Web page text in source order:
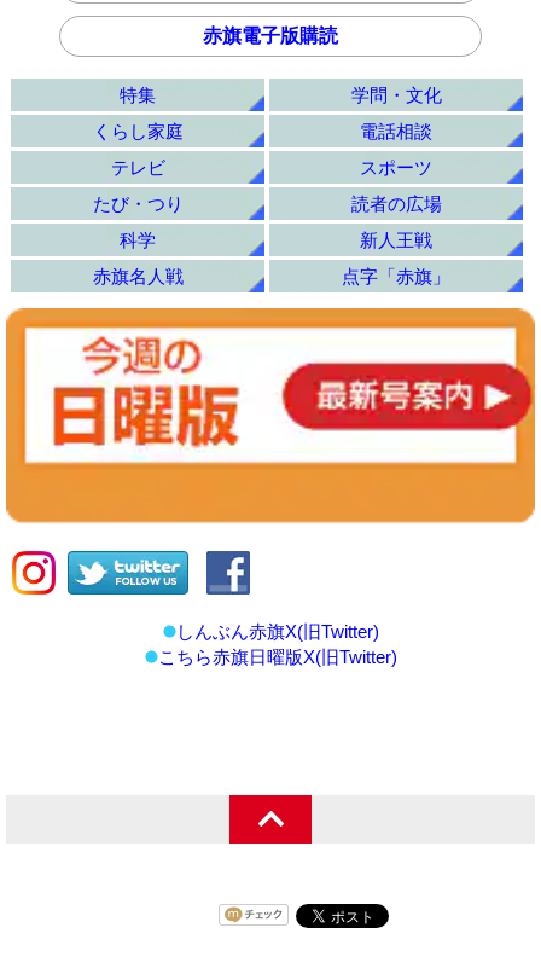
赤旗電子版購読
特集
学問・文化
くらし家庭
電話相談
テレビ
スポーツ
たび・つり
読者の広場
科学
新人王戦
赤旗名人戦
点字「赤旗」
しんぶん赤旗X(旧Twitter)
こちら赤旗日曜版X(旧Twitter)